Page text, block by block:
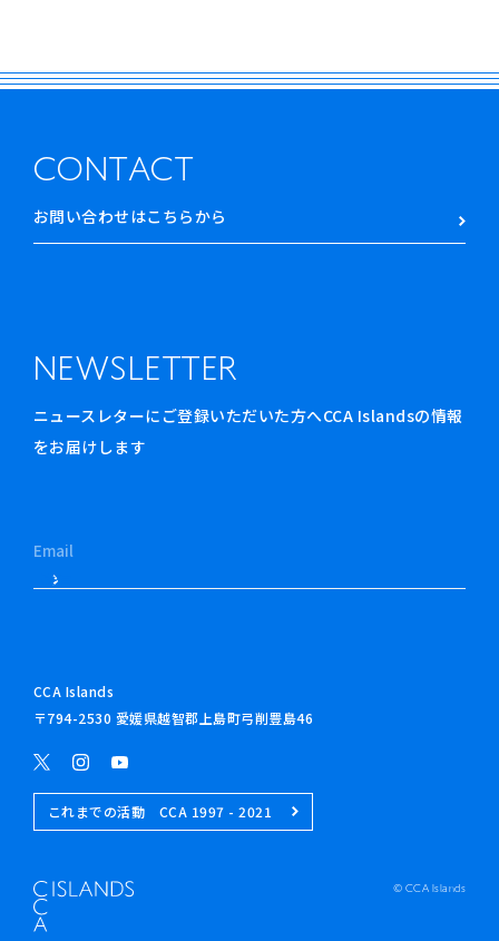
CONTACT
お問い合わせはこちらから
NEWSLETTER
ニュースレターにご登録いただいた方へCCA Islandsの情報
をお届けします
CCA Islands
〒794-2530 愛媛県越智郡上島町弓削豊島46
これまでの活動 CCA 1997 - 2021
© CCA Islands